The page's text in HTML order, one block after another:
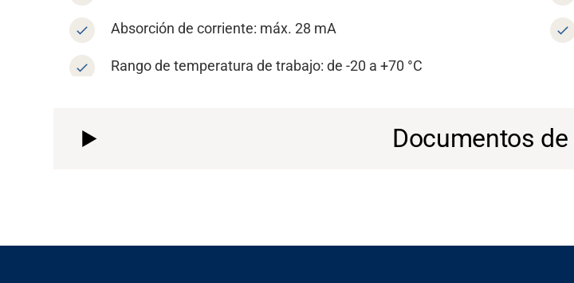
Media Absorción de corriente: máx. 28 mA
Rango de temperatura de trabajo: de -20 a +70 °C
Documentos